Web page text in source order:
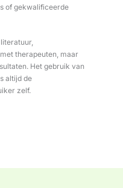
of gekwalificeerde
therapeuten, maar
Het gebruik van
altijd de
zelf.